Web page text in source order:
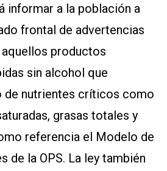
informar a la población a
frontal de advertencias
productos
sin alcohol que
de nutrientes críticos como
grasas totales y
referencia el Modelo de
de la OPS. La ley también